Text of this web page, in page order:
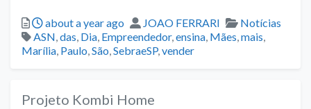
Posted
about a year ago Author
JOAO FERRARI Categories
Notícias
Tags
ASN,das, Dia, Empreendedor,ensina, Mães,mais,
Marília, Paulo,São,SebraeSP,vender
Projeto Kombi Home